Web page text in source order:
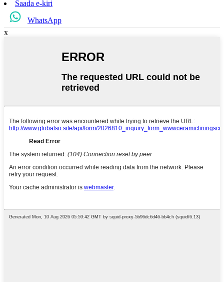
Saada e-kiri
WhatsApp
x